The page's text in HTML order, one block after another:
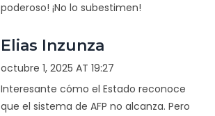
poderoso! ¡No lo subestimen!
Elias Inzunza
octubre 1, 2025 AT 19:27
Interesante cómo el Estado reconoce
que el sistema de AFP no alcanza. Pero